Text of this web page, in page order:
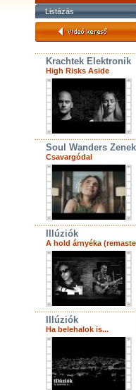
Listázás
Krachtek Elektronik
High Risks Aside
Soul Wanders
Csavargódal
Illúziók
A hold árnyéka
Illúziók
Ha belehalok is...